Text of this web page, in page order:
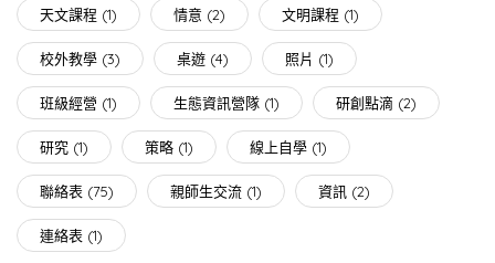
天文課程 (1) 情意 (2) 文明課程 (1)
校外教學 (3) 桌遊 (4) 照片 (1)
班級經營 (1) 生態資訊營隊 (1) 研創點滴 (2)
研究 (1) 策略 (1) 線上自學 (1)
聯絡表 (75) 親師生交流 (1) 資訊 (2)
連絡表 (1)